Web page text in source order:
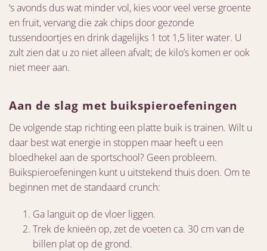
‘s avonds dus wat minder vol, kies voor veel verse groente
en fruit, vervang die zak chips door gezonde
tussendoortjes en drink dagelijks 1 tot 1,5 liter water. U
zult zien dat u zo niet alleen afvalt; de kilo’s komen er ook
niet meer aan.
Aan de slag met buikspieroefeningen
De volgende stap richting een platte buik is trainen. Wilt u
daar best wat energie in stoppen maar heeft u een
bloedhekel aan de sportschool? Geen probleem.
Buikspieroefeningen kunt u uitstekend thuis doen. Om te
beginnen met de standaard crunch:
Ga languit op de vloer liggen.
Trek de knieën op, zet de voeten ca. 30 cm van de
billen plat op de grond.